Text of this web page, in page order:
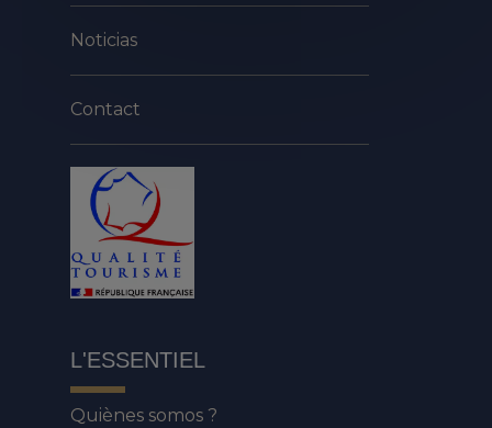
Noticias
Contact
L'ESSENTIEL
Quiènes somos ?